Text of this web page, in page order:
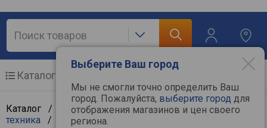
Выберите Ваш город
Мы не смогли точно определить Ваш
город. Пожалуйста, выберите город для
отображения магазинов и цен своего
региона.
Каталог
Каталог / Крупная бытовая техника/Встраиваемая
техника / Встраиваемые микроволновые печи